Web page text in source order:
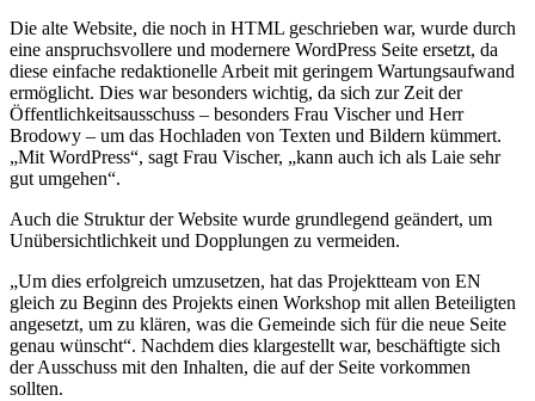
Die alte Website, die noch in HTML geschrieben war, wurde durch
eine anspruchsvollere und modernere WordPress Seite ersetzt, da
diese einfache redaktionelle Arbeit mit geringem Wartungsaufwand
ermöglicht. Dies war besonders wichtig, da sich zur Zeit der
Öffentlichkeitsausschuss – besonders Frau Vischer und Herr
Brodowy – um das Hochladen von Texten und Bildern kümmert.
„Mit WordPress“, sagt Frau Vischer, „kann auch ich als Laie sehr
gut umgehen“.
Auch die Struktur der Website wurde grundlegend geändert, um
Unübersichtlichkeit und Dopplungen zu vermeiden.
„Um dies erfolgreich umzusetzen, hat das Projektteam von EN
gleich zu Beginn des Projekts einen Workshop mit allen Beteiligten
angesetzt, um zu klären, was die Gemeinde sich für die neue Seite
genau wünscht“. Nachdem dies klargestellt war, beschäftigte sich
der Ausschuss mit den Inhalten, die auf der Seite vorkommen
sollten.